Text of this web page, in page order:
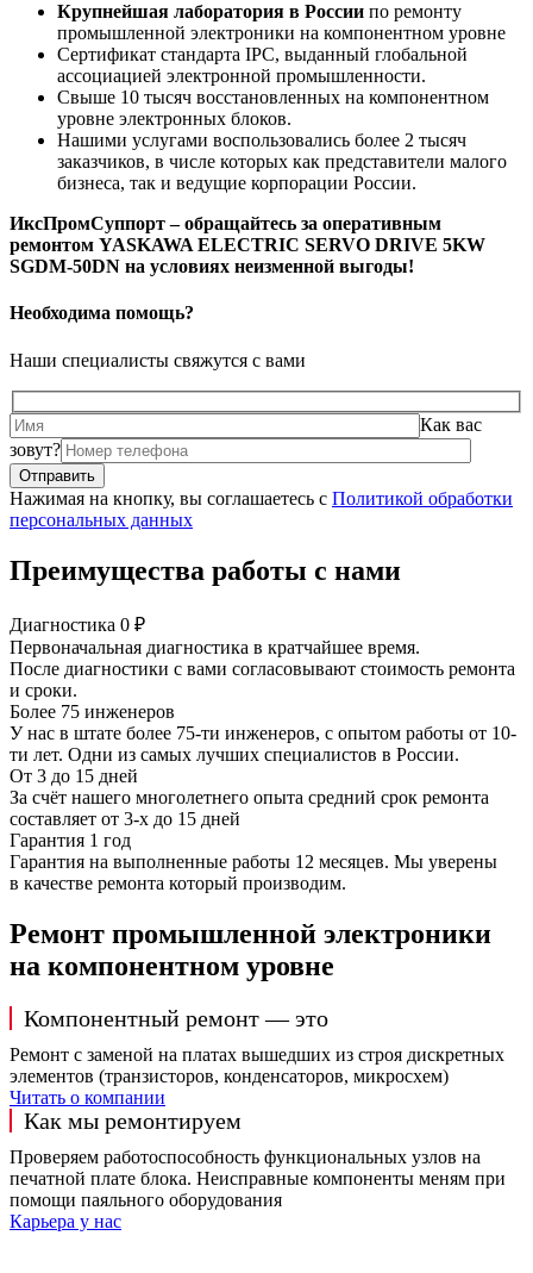
Крупнейшая лаборатория в России по ремонту
промышленной электроники на компонентном уровне
Сертификат стандарта IPC, выданный глобальной
ассоциацией электронной промышленности.
Свыше 10 тысяч восстановленных на компонентном
уровне электронных блоков.
Нашими услугами воспользовались более 2 тысяч
заказчиков, в числе которых как представители малого
бизнеса, так и ведущие корпорации России.
ИксПромСуппорт – обращайтесь за оперативным
ремонтом YASKAWA ELECTRIC SERVO DRIVE 5KW
SGDM-50DN на условиях неизменной выгоды!
Необходима помощь?
Наши специалисты свяжутся с вами
Как вас
зовут?
Нажимая на кнопку, вы соглашаетесь с Политикой обработки
персональных данных
Преимущества работы с нами
Диагностика 0 ₽
Первоначальная диагностика в кратчайшее время.
После диагностики с вами согласовывают стоимость ремонта
и сроки.
Более 75 инженеров
У нас в штате более 75-ти инженеров, с опытом работы от 10-
ти лет. Одни из самых лучших специалистов в России.
От 3 до 15 дней
За счёт нашего многолетнего опыта средний срок ремонта
составляет от 3-х до 15 дней
Гарантия 1 год
Гарантия на выполненные работы 12 месяцев. Мы уверены
в качестве ремонта который производим.
Ремонт промышленной электроники
на компонентном уровне
Компонентный ремонт — это
Ремонт с заменой на платах вышедших из строя дискретных
элементов (транзисторов, конденсаторов, микросхем)
Читать о компании
Как мы ремонтируем
Проверяем работоспособность функциональных узлов на
печатной плате блока. Неисправные компоненты меням при
помощи паяльного оборудования
Карьера у нас